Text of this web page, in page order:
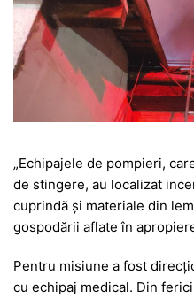
„Echipajele de pompieri,
de stingere, au localizat
cuprindă și materiale din
gospodării aflate în
Pentru misiune a fost
cu echipaj medical. Din